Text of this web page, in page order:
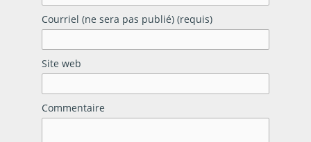
Courriel (ne sera pas publié) (requis)
Site web
Commentaire